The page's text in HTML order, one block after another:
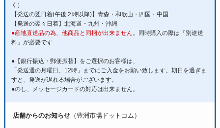
く）
【発送の翌日着(午後２時以降)】青森・和歌山・四国・中国
【発送の翌々日着】北海道・九州・沖縄
●産地直送品の為、他商品と同梱が出来ません。同時購入の際は『別途送
料』が必要です
●【銀行振込・郵便振替】をご選択のお客様は、
「発送週の月曜日、12時」までにご入金をお願い致します。期日を過ぎま
すと、発送が遅れる場合がございます。
●のし、メッセージカードの対応は出来ません。
店舗からのお知らせ （豊洲市場ドットコム）